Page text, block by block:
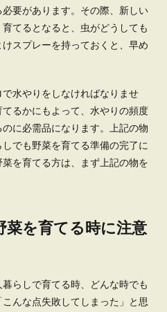
しの休日は暇。もったいない
かしたい
しは気楽で良い面もありますが、自分ひ
しでゴミ出しの頻度が少ない
出しのコツやマナー
く時のポイント
要があります。その際、新しい
てるとなると、虫がどうしても
スプレーを持っておくと、早め
水やりをしなければなりませ
るかにもよって、水やりの頻度
に必需品になります。上記の物
でも野菜を育てる準備の完了に
を育てる方は、まず上記の物を
菜を育てる時に注意
らしで育てる時、どんな時でも
んな点失敗してしまった」と思